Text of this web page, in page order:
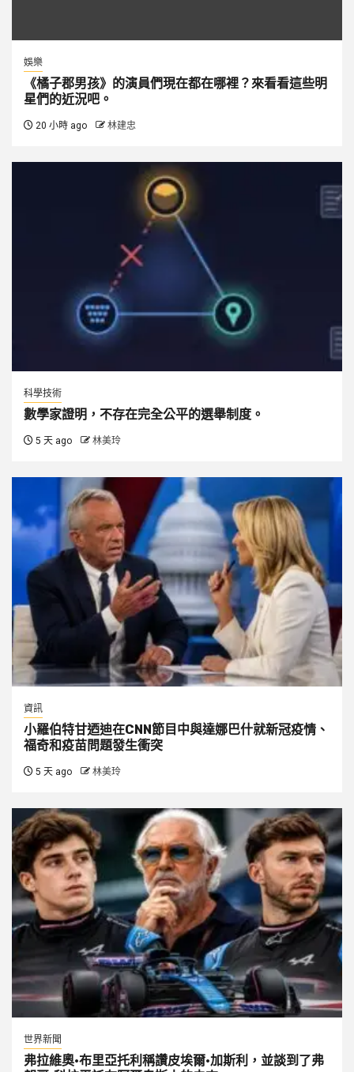
娛樂
《橘子郡男孩》的演員們現在都在哪裡？來看看這些明
星們的近況吧。
20 小時 ago 林建忠
科學技術
數學家證明，不存在完全公平的選舉制度。
5 天 ago 林美玲
資訊
小羅伯特甘迺迪在CNN節目中與達娜巴什就新冠疫情、
福奇和疫苗問題發生衝突
5 天 ago 林美玲
世界新聞
弗拉維奧·布里亞托利稱讚皮埃爾·加斯利，並談到了弗